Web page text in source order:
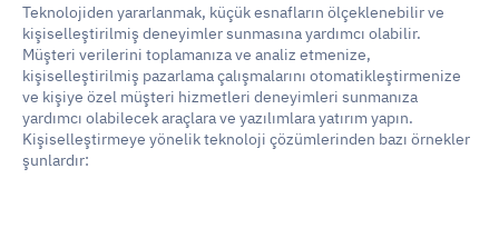
Teknolojiden yararlanmak, küçük esnafların ölçeklenebilir ve
kişiselleştirilmiş deneyimler sunmasına yardımcı olabilir.
Müşteri verilerini toplamanıza ve analiz etmenize,
kişiselleştirilmiş pazarlama çalışmalarını otomatikleştirmenize
ve kişiye özel müşteri hizmetleri deneyimleri sunmanıza
yardımcı olabilecek araçlara ve yazılımlara yatırım yapın.
Kişiselleştirmeye yönelik teknoloji çözümlerinden bazı örnekler
şunlardır: